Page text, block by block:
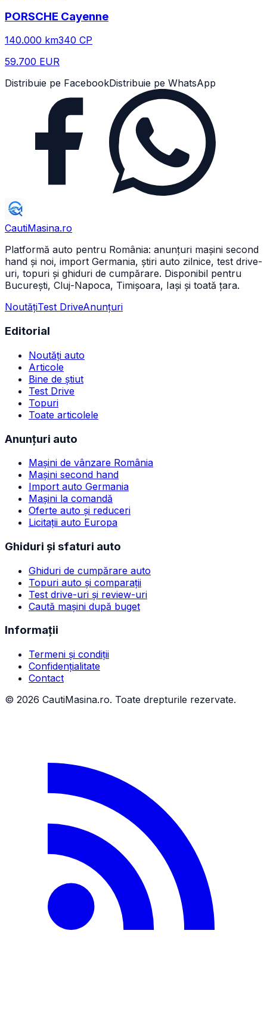
PORSCHE Cayenne
140.000 km340 CP
59.700 EUR
Distribuie pe FacebookDistribuie pe WhatsApp
CautiMasina.ro
Platformă auto pentru România: anunțuri mașini second
hand și noi, import Germania, știri auto zilnice, test drive-
uri, topuri și ghiduri de cumpărare. Disponibil pentru
București, Cluj-Napoca, Timișoara, Iași și toată țara.
NoutățiTest DriveAnunțuri
Editorial
Noutăți auto
Articole
Bine de știut
Test Drive
Topuri
Toate articolele
Anunțuri auto
Mașini de vânzare România
Mașini second hand
Import auto Germania
Mașini la comandă
Oferte auto și reduceri
Licitații auto Europa
Ghiduri și sfaturi auto
Ghiduri de cumpărare auto
Topuri auto și comparații
Test drive-uri și review-uri
Caută mașini după buget
Informații
Termeni și condiții
Confidențialitate
Contact
© 2026 CautiMasina.ro. Toate drepturile rezervate.